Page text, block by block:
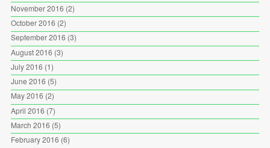
November 2016 (2)
October 2016 (2)
September 2016 (3)
August 2016 (3)
July 2016 (1)
June 2016 (5)
May 2016 (2)
April 2016 (7)
March 2016 (5)
February 2016 (6)